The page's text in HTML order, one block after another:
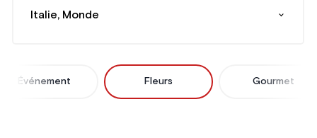
Italie, Monde
Événement Fleurs Gourmet